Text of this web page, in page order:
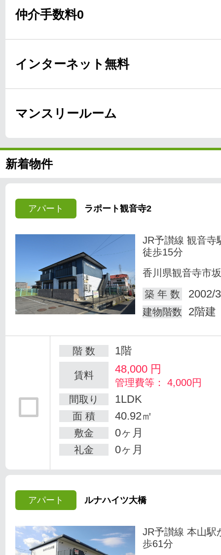
仲介手数料0
インターネット無料
マンスリールーム
新着物件
アパート ラポート観音寺2
JR予讃線 観音寺
徒歩15分
香川県観音寺市
築 年 数
2002/
建物階数 2階建
階 数 1階
賃料 48,000 円
管理費等： 4,000円
間取り
1LDK
面 積 40.92㎡
敷金 0ヶ月
礼金 0ヶ月
アパート ルナハイツ大橋
JR予讃線 本山駅
歩61分